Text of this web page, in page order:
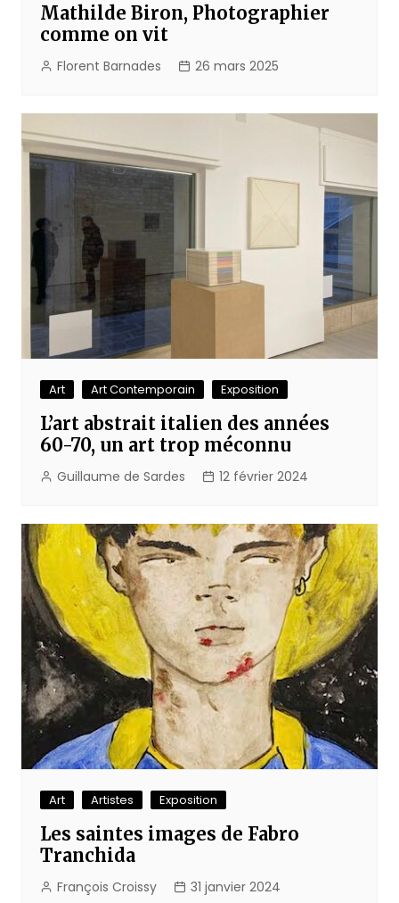
Mathilde Biron, Photographier
comme on vit
Florent Barnades 26 mars 2025
Art Art Contemporain Exposition
L’art abstrait italien des années
60-70, un art trop méconnu
Guillaume de Sardes 12 février 2024
Art Artistes Exposition
Les saintes images de Fabro
Tranchida
François Croissy 31 janvier 2024